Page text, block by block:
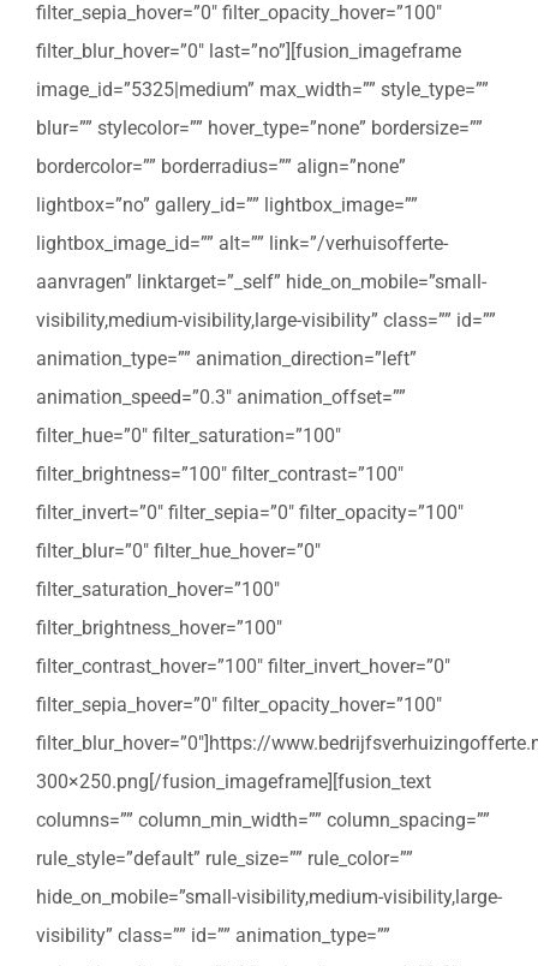
filter_sepia_hover=”0″ filter_opacity_hover=”100″
filter_blur_hover=”0″ last=”no”][fusion_imageframe
image_id=”5325|medium” max_width=”” style_type=””
blur=”” stylecolor=”” hover_type=”none” bordersize=””
bordercolor=”” borderradius=”” align=”none”
lightbox=”no” gallery_id=”” lightbox_image=””
lightbox_image_id=”” alt=”” link=”/verhuisofferte-
aanvragen” linktarget=”_self” hide_on_mobile=”small-
visibility,medium-visibility,large-visibility” class=”” id=””
animation_type=”” animation_direction=”left”
animation_speed=”0.3″ animation_offset=””
filter_hue=”0″ filter_saturation=”100″
filter_brightness=”100″ filter_contrast=”100″
filter_invert=”0″ filter_sepia=”0″ filter_opacity=”100″
filter_blur=”0″ filter_hue_hover=”0″
filter_saturation_hover=”100″
filter_brightness_hover=”100″
filter_contrast_hover=”100″ filter_invert_hover=”0″
filter_sepia_hover=”0″ filter_opacity_hover=”100″
filter_blur_hover=”0″]https://
300×250.png[/fusion_imageframe][fusion_text
columns=”” column_min_width=”” column_spacing=””
rule_style=”default” rule_size=”” rule_color=””
hide_on_mobile=”small-visibility,medium-visibility,large-
visibility” class=”” id=”” animation_type=””